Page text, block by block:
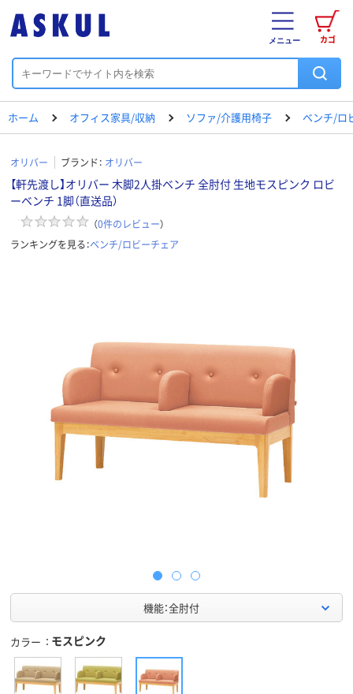
カゴ
メニュー
ホーム オフィス家具/収納 ソファ/介護用椅子 ベンチ/ロ
オリバー ブランド： オリバー
【軒先渡し】オリバー 木脚2人掛ベンチ 全肘付 生地モスピンク ロビ
ーベンチ 1脚（直送品）
（0件のレビュー）
ランキングを見る：ベンチ/ロビーチェア
機能：全肘付
カラー モスピンク